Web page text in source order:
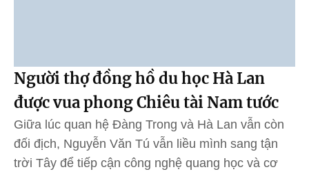
Người thợ đồng hồ du học Hà Lan
được vua phong Chiêu tài Nam tước
Giữa lúc quan hệ Đàng Trong và Hà Lan vẫn còn
đối địch, Nguyễn Văn Tú vẫn liều mình sang tận
trời Tây để tiếp cận công nghệ quang học và cơ